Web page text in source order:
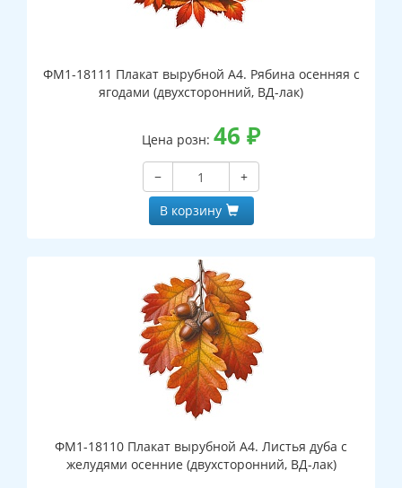
ФМ1-18111 Плакат вырубной А4. Рябина осенняя с
ягодами (двухсторонний, ВД-лак)
Цена розн: 46 ₽
−
+
В корзину
ФМ1-18110 Плакат вырубной А4. Листья дуба с
желудями осенние (двухсторонний, ВД-лак)